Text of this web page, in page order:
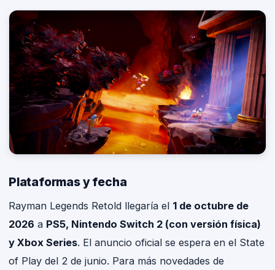
Plataformas y fecha
Rayman Legends Retold llegaría el 1 de octubre de
2026 a PS5, Nintendo Switch 2 (con versión física)
y Xbox Series. El anuncio oficial se espera en el State
of Play del 2 de junio. Para más novedades de